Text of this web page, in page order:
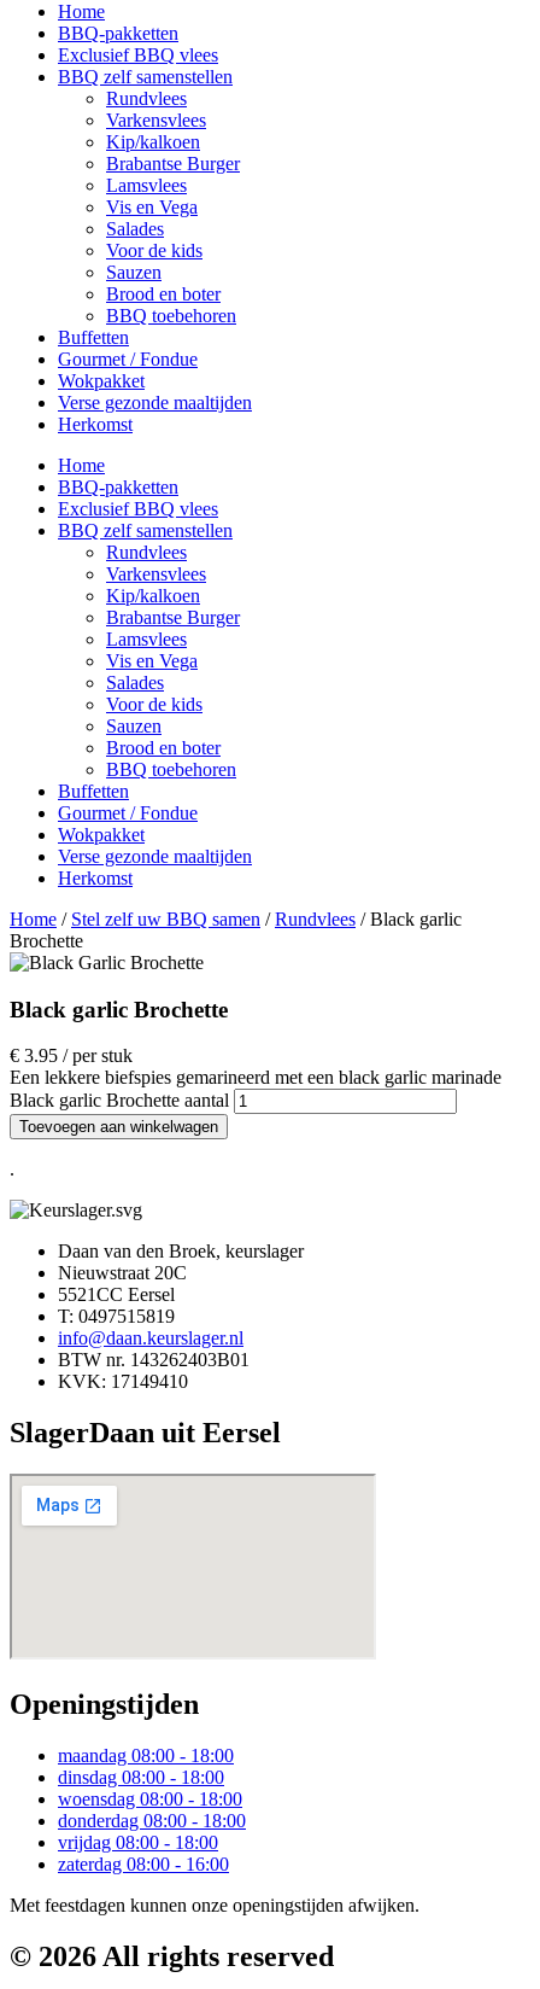
Home
BBQ-pakketten
Exclusief BBQ vlees
BBQ zelf samenstellen
Rundvlees
Varkensvlees
Kip/kalkoen
Brabantse Burger
Lamsvlees
Vis en Vega
Salades
Voor de kids
Sauzen
Brood en boter
BBQ toebehoren
Buffetten
Gourmet / Fondue
Wokpakket
Verse gezonde maaltijden
Herkomst
Home
BBQ-pakketten
Exclusief BBQ vlees
BBQ zelf samenstellen
Rundvlees
Varkensvlees
Kip/kalkoen
Brabantse Burger
Lamsvlees
Vis en Vega
Salades
Voor de kids
Sauzen
Brood en boter
BBQ toebehoren
Buffetten
Gourmet / Fondue
Wokpakket
Verse gezonde maaltijden
Herkomst
Home / Stel zelf uw BBQ samen /Rundvlees / Black garlic
Brochette
Black garlic Brochette
€ 3.95 / per stuk
Een lekkere biefspies gemarineerd met een black garlic marinade
Black garlic Brochette aantal
Toevoegen aan winkelwagen
.
Daan van den Broek, keurslager
Nieuwstraat 20C
5521CC Eersel
T: 0497515819
info@daan.keurslager.nl
BTW nr. 143262403B01
KVK: 17149410
SlagerDaan uit Eersel
Openingstijden
maandag 08:00 - 18:00
dinsdag 08:00 - 18:00
woensdag 08:00 - 18:00
donderdag 08:00 - 18:00
vrijdag 08:00 - 18:00
zaterdag 08:00 - 16:00
Met feestdagen kunnen onze openingstijden afwijken.
© 2026 All rights reserved